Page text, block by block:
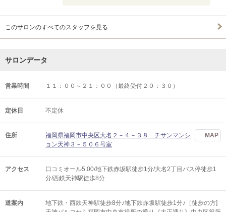
このサロンのすべてのスタッフを見る
サロンデータ
営業時間 １１：００～２１：００（最終受付２０：３０）
定休日 不定休
住所
福岡県福岡市中央区大名２－４－３８ チサンマンシ
ョン天神３－５０６号室
MAP
アクセス
口コミオール5.00/地下鉄赤坂駅徒歩1分/大名2丁目バス停徒歩1
分/西鉄天神駅徒歩8分
道案内
地下鉄・西鉄天神駅徒歩8分♪地下鉄赤坂駅徒歩1分♪［徒歩の方]